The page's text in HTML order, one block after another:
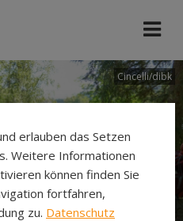
Cincelli/dibk
erlauben das Setzen
Weitere Informationen
können finden Sie
fortfahren,
zu. Datenschutz